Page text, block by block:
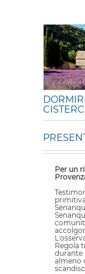
Per un
L'
Regola
durante
almeno